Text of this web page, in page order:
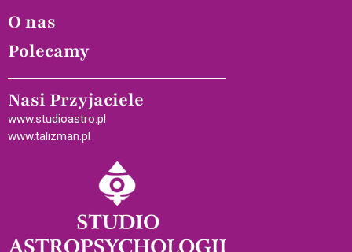
O nas
Polecamy
Nasi Przyjaciele
www.studioastro.pl
www.talizman.pl